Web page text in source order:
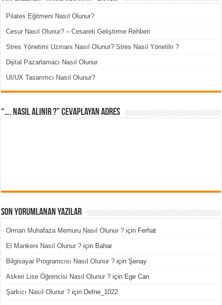
Pilates Eğitmeni Nasıl Olunur?
Cesur Nasıl Olunur? – Cesareti Geliştirme Rehberi
Stres Yönetimi Uzmanı Nasıl Olunur? Stres Nasıl Yönetilir ?
Dijital Pazarlamacı Nasıl Olunur
UI/UX Tasarımcı Nasıl Olunur?
“…. Nasıl Alınır ?” cevaplayan adres
Son Yorumlanan Yazılar
Orman Muhafaza Memuru Nasıl Olunur ? için Ferhat
El Mankeni Nasıl Olunur ? için Bahar
Bilgisayar Programcısı Nasıl Olunur ? içinŞenay
Askeri Lise Öğrencisi Nasıl Olunur ? için Ege Can
Şarkıcı Nasıl Olunur ? için Defne_1022